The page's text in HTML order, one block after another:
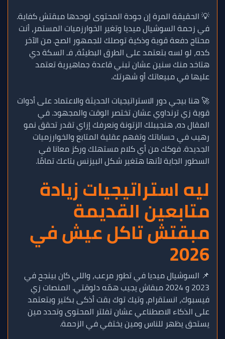
💡 الحقيقة المرة إن جودة المحتوى لوحدها مبقتش كفاية.
في زحمة السوشيال ميديا وتغير الخوارزميات المستمر، أنت
محتاج دفعة قوية وذكية توصلك للجمهور الصح. من الآخر
كده، لو لسه بتعتمد على الطرق البطيئة، فـ السكة دي
هتاخد منك سنين عشان تبني قاعدة جماهيرية تعتمد
عليها في مبيعاتك أو شهرتك.
🚀 هنا بيجي دور الاستراتيجيات الحديثة والاعتماد على أدوات
قوية زي ترنداوي عشان تختصر الوقت والمجهود. في
المقال ده، هنجيبلك الزتونة ونعرفك إزاي تقدر تحقق نمو
رهيب في حساباتك وتفهم عقلية المتابع والخوارزميات
الجديدة. فوكك من أي كلام مستهلك وركز معانا في
السطور الجاية لأنها هتغير شكل البيزنس بتاعك تمامًا.
ليه استراتيجيات زيادة
متابعين القديمة
مبقتش تاكل عيش في
2026
📌 السوشيال ميديا في تطور مرعب، واللي كان بينجح في
2023 و 2024 مبقاش يجيب همّه دلوقتي. المنصات زي
فيسبوك، انستقرام، وتيك توك بقت أذكى بكتير وبتعتمد
على الذكاء الاصطناعي عشان تفلتر المحتوى وتحدد مين
يستحق يظهر للناس ومين يختفي في الزحمة.